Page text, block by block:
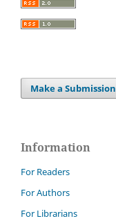
Make a Submission
Information
For Readers
For Authors
For Librarians